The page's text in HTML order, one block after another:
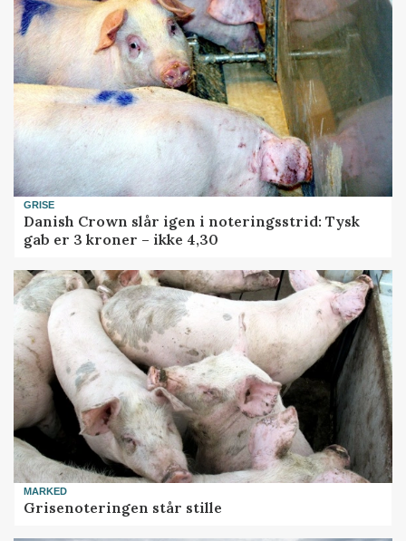
GRISE
Danish Crown slår igen i noteringsstrid: Tysk
gab er 3 kroner – ikke 4,30
MARKED
Grisenoteringen står stille